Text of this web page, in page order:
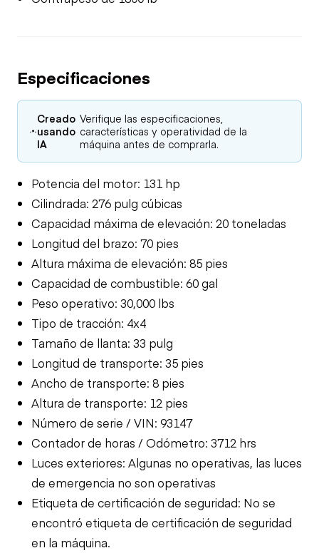
Especificaciones
Creado
usando
IA
Verifique las especificaciones,
características y operatividad de la
máquina antes de comprarla.
Potencia del motor: 131 hp
Cilindrada: 276 pulg cúbicas
Capacidad máxima de elevación: 20 toneladas
Longitud del brazo: 70 pies
Altura máxima de elevación: 85 pies
Capacidad de combustible: 60 gal
Peso operativo: 30,000 lbs
Tipo de tracción: 4x4
Tamaño de llanta: 33 pulg
Longitud de transporte: 35 pies
Ancho de transporte: 8 pies
Altura de transporte: 12 pies
Número de serie / VIN: 93147
Contador de horas / Odómetro: 3712 hrs
Luces exteriores: Algunas no operativas, las luces
de emergencia no son operativas
Etiqueta de certificación de seguridad: No se
encontró etiqueta de certificación de seguridad
en la máquina.